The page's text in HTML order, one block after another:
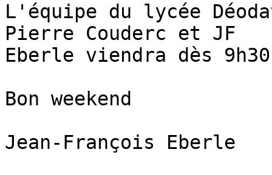
L'équipe du lycée
Pierre Couderc et JF
Eberle viendra dès
Bon weekend
Jean-François Eberle